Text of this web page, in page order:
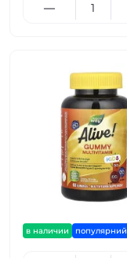
в наличии популярний